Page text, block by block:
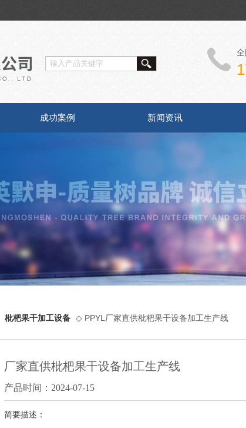
全
成功案例 新闻资讯
枇杷果干加工设备 ◇ PPYL厂家直供枇杷果干设备加工生产线
厂家直供枇杷果干设备加工生产线
产品时间：2024-07-15
简要描述：